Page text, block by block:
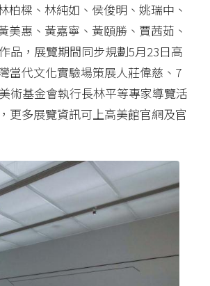
樑、林純如、侯俊明、姚瑞中、
惠、黃嘉寧、黃頤勝、賈茜茹、
品，展覽期間同步規劃5月23日高
當代文化實驗場策展人莊偉慈、7
術基金會執行長林平等專家導覽活
更多展覽資訊可上高美館官網及官